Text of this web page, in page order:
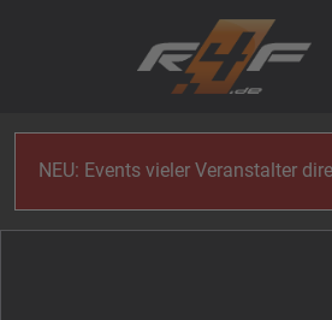
NEU: Events vieler Veranstalter